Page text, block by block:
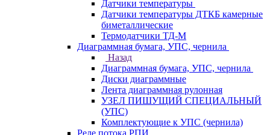
Датчики температуры
Датчики температуры ДТКБ камерные
биметаллические
Термодатчики ТД-М
Диаграммная бумага, УПС, чернила
Назад
Диаграммная бумага, УПС, чернила
Диски диаграммные
Лента диаграммная рулонная
УЗЕЛ ПИШУЩИЙ СПЕЦИАЛЬНЫЙ
(УПС)
Комплектующие к УПС (чернила)
Реле потока РПИ